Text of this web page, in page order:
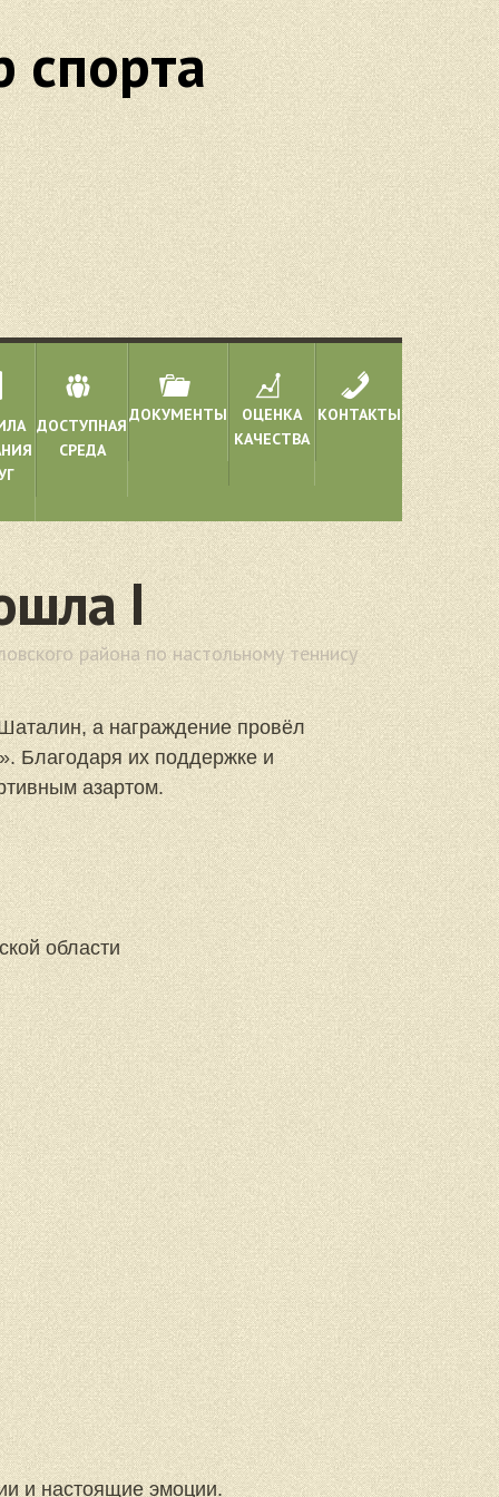
спорта
ДОСТУПНАЯ
СРЕДА
ДОКУМЕНТЫ
ОЦЕНКА
КАЧЕСТВА
КОНТАКТЫ
I
района по настольному теннису
а награждение провёл
Благодаря их поддержке и
азартом.
области
и настоящие эмоции.